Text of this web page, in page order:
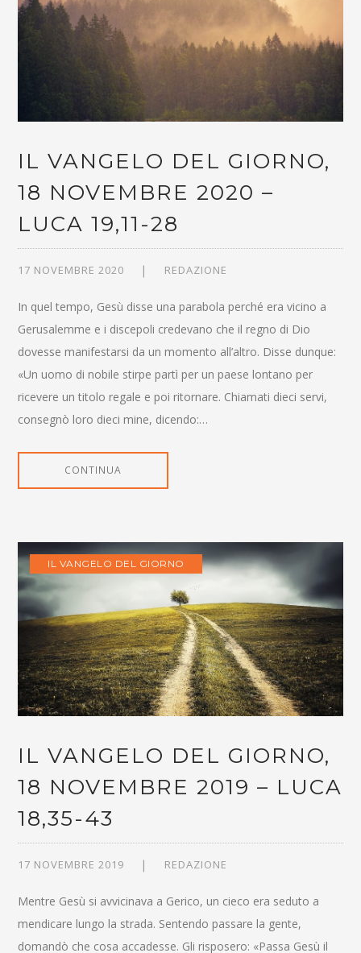
IL VANGELO DEL GIORNO,
18 NOVEMBRE 2020 –
LUCA 19,11-28
17 NOVEMBRE 2020 REDAZIONE
In quel tempo, Gesù disse una parabola perché era vicino a
Gerusalemme e i discepoli credevano che il regno di Dio
dovesse manifestarsi da un momento all’altro. Disse dunque:
«Un uomo di nobile stirpe partì per un paese lontano per
ricevere un titolo regale e poi ritornare. Chiamati dieci servi,
consegnò loro dieci mine, dicendo:…
CONTINUA
IL VANGELO DEL GIORNO
IL VANGELO DEL GIORNO,
18 NOVEMBRE 2019 – LUCA
18,35-43
17 NOVEMBRE 2019 REDAZIONE
Mentre Gesù si avvicinava a Gerico, un cieco era seduto a
mendicare lungo la strada. Sentendo passare la gente,
domandò che cosa accadesse. Gli risposero: «Passa Gesù il